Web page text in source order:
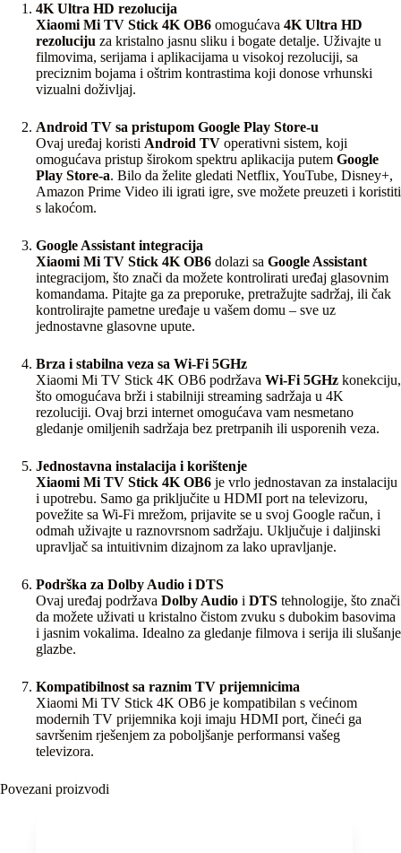
4K Ultra HD rezolucija
Xiaomi Mi TV Stick 4K OB6 omogućava 4K Ultra HD
rezoluciju za kristalno jasnu sliku i bogate detalje. Uživajte u
filmovima, serijama i aplikacijama u visokoj rezoluciji, sa
preciznim bojama i oštrim kontrastima koji donose vrhunski
vizualni doživljaj.
Android TV sa pristupom Google Play Store-u
Ovaj uređaj koristi Android TV operativni sistem, koji
omogućava pristup širokom spektru aplikacija putem Google
Play Store-a. Bilo da želite gledati Netflix, YouTube, Disney+,
Amazon Prime Video ili igrati igre, sve možete preuzeti i koristiti
s lakoćom.
Google Assistant integracija
Xiaomi Mi TV Stick 4K OB6 dolazi sa Google Assistant
integracijom, što znači da možete kontrolirati uređaj glasovnim
komandama. Pitajte ga za preporuke, pretražujte sadržaj, ili čak
kontrolirajte pametne uređaje u vašem domu – sve uz
jednostavne glasovne upute.
Brza i stabilna veza sa Wi-Fi 5GHz
Xiaomi Mi TV Stick 4K OB6 podržava Wi-Fi 5GHz konekciju,
što omogućava brži i stabilniji streaming sadržaja u 4K
rezoluciji. Ovaj brzi internet omogućava vam nesmetano
gledanje omiljenih sadržaja bez pretrpanih ili usporenih veza.
Jednostavna instalacija i korištenje
Xiaomi Mi TV Stick 4K OB6 je vrlo jednostavan za instalaciju
i upotrebu. Samo ga priključite u HDMI port na televizoru,
povežite sa Wi-Fi mrežom, prijavite se u svoj Google račun, i
odmah uživajte u raznovrsnom sadržaju. Uključuje i daljinski
upravljač sa intuitivnim dizajnom za lako upravljanje.
Podrška za Dolby Audio i DTS
Ovaj uređaj podržava Dolby Audio i DTS tehnologije, što znači
da možete uživati u kristalno čistom zvuku s dubokim basovima
i jasnim vokalima. Idealno za gledanje filmova i serija ili slušanje
glazbe.
Kompatibilnost sa raznim TV prijemnicima
Xiaomi Mi TV Stick 4K OB6 je kompatibilan s većinom
modernih TV prijemnika koji imaju HDMI port, čineći ga
savršenim rješenjem za poboljšanje performansi vašeg
televizora.
Povezani proizvodi